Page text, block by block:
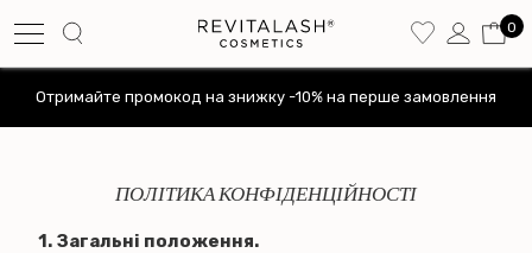
0
Отримайте промокод на знижку -10% на перше замовлення
ПОЛІТИКА КОНФІДЕНЦІЙНОСТІ
1. Загальні положення.